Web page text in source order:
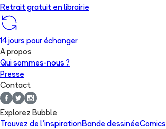
Retrait gratuit en librairie
14 jours pour échanger
A propos
Qui sommes-nous ?
Presse
Contact
Explorez Bubble
Trouvez de l'inspirationBande dessinéeComics